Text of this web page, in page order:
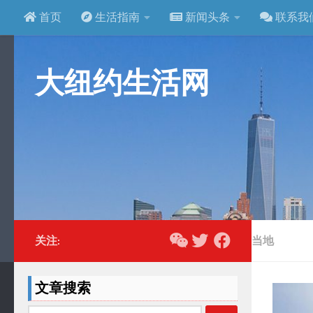
跳至内容
首页 生活指南 新闻头条 联系我
大纽约生活网
当地
关注:
文章搜索